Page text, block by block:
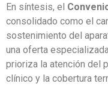
En síntesis, el
consolidado como el
sostenimiento del
una oferta
prioriza la atención del
clínico y la cobertura